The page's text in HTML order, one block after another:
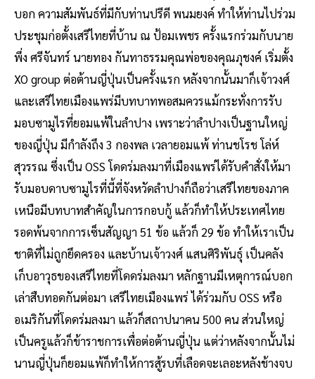
บอก ความสัมพันธ์ที่มีกับท่านปรีดี พนมยงค์ ทำให้ท่านไปร่วม
ประชุมก่อตั้งเสรีไทยที่บ้าน ณ ป้อมเพชร ครั้งแรกร่วมกับนาย
พึ่ง ศรีจันทร์ นายทอง กันทาธรรมคุณพ่อของคุณภุชงค์ เริ่มตั้ง
XO group ต่อต้านญี่ปุ่นเป็นครั้งแรก หลังจากนั้นมาก็เจ้าวงศ์
และเสรีไทยเมืองแพร่มีบทบาทพอสมควรแม้กระทั่งการรับ
มอบซามูไรที่ยอมแพ้ในลำปาง เพราะว่าลำปางเป็นฐานใหญ่
ของญี่ปุ่น มีกำลังถึง 3 กองพล เวลายอมแพ้ ท่านชโรช โล่ห์
สุวรรณ ซึ่งเป็น OSS โดดร่มลงมาที่เมืองแพร่ได้รับคำสั่งให้มา
รับมอบดาบซามูไรที่นี้ที่จังหวัดลำปางก็ถือว่าเสรีไทยของภาค
เหนือมีบทบาทสำคัญในการกอบกู้ แล้วก็ทำให้ประเทศไทย
รอดพ้นจากการเซ็นสัญญา 51 ข้อ แล้วก็ 29 ข้อ ทำให้เราเป็น
ชาติที่ไม่ถูกยึดครอง และบ้านเจ้าวงศ์ แสนศิริพันธุ์ เป็นคลัง
เก็บอาวุธของเสรีไทยที่โดดร่มลงมา หลักฐานมีเหตุการณ์บอก
เล่าสืบทอดกันต่อมา เสรีไทยเมืองแพร่ ได้ร่วมกับ OSS หรือ
อเมริกันที่โดดร่มลงมา แล้วก็สถาปนาคน 500 คน ส่วนใหญ่
เป็นครูแล้วก็ข้าราชการเพื่อต่อต้านญี่ปุ่น แต่ว่าหลังจากนั้นไม่
นานญี่ปุ่นก็ยอมแพ้ก็ทำให้การสู้รบที่เลือดจะเลอะหลังช้างจบ